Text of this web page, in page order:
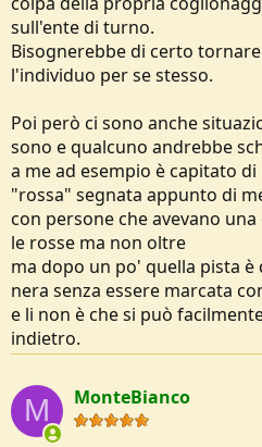
sull'ente di turno.
Bisognerebbe di certo
l'individuo per se stesso.
Poi però ci sono anche
sono e qualcuno andrebbe
a me ad esempio è capitato
"rossa" segnata appunto di
con persone che avevano
le rosse ma non oltre
ma dopo un po' quella pista
nera senza essere marcata
e li non è che si può
indietro.
M MonteBianco